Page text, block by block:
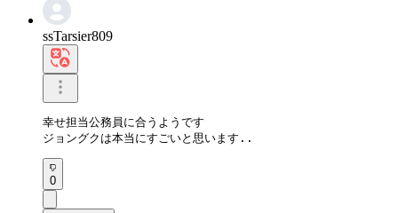
ssTarsier809
幸せ担当公務員に合うようです
ジョングクは本当にすごいと思います..
0